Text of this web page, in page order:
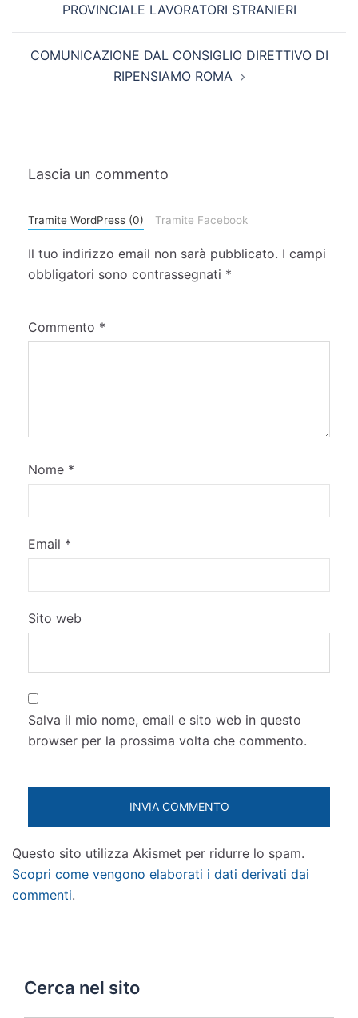
PROVINCIALE LAVORATORI STRANIERI
COMUNICAZIONE DAL CONSIGLIO DIRETTIVO DI
RIPENSIAMO ROMA
Lascia un commento
Tramite WordPress (0) Tramite Facebook
Il tuo indirizzo email non sarà pubblicato. I campi
obbligatori sono contrassegnati *
Commento *
Nome *
Email *
Sito web
Salva il mio nome, email e sito web in questo
browser per la prossima volta che commento.
Questo sito utilizza Akismet per ridurre lo spam.
Scopri come vengono elaborati i dati derivati dai
commenti.
Cerca nel sito